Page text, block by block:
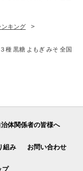
ンキング
種 黒糖 よもぎ みそ 全国
治体関係者の皆様へ
組み お問い合わせ
プ